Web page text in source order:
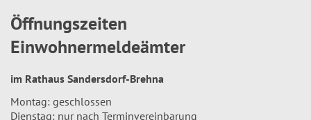
Öffnungszeiten
Einwohnermeldeämter
im Rathaus Sandersdorf-Brehna
Montag: geschlossen
Dienstag: nur nach Terminvereinbarung